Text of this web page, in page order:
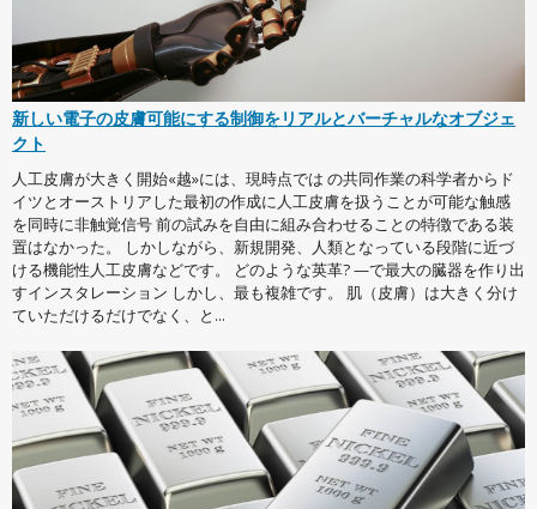
新しい電子の皮膚可能にする制御をリアルとバーチャルなオブジェ
クト
人工皮膚が大きく開始«越»には、現時点では の共同作業の科学者からド
イツとオーストリアした最初の作成に人工皮膚を扱うことが可能な触感
を同時に非触覚信号 前の試みを自由に組み合わせることの特徴である装
置はなかった。 しかしながら、新規開発、人類となっている段階に近づ
ける機能性人工皮膚などです。 どのような英革? —で最大の臓器を作り出
すインスタレーション しかし、最も複雑です。 肌（皮膚）は大きく分け
ていただけるだけでなく、と...